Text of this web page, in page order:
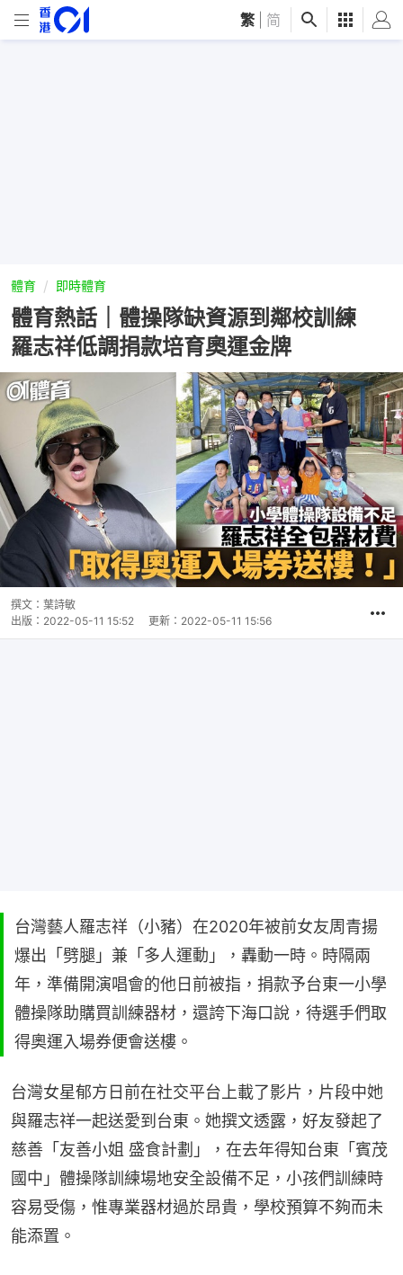
繁 简
體育 即時體育
體育熱話｜體操隊缺資源到鄰校訓練
羅志祥低調捐款培育奧運金牌
撰文： 葉詩敏
出版： 2022-05-11 15:52 更新： 2022-05-11 15:56
台灣藝人羅志祥（小豬）在2020年被前女友周青揚
爆出「劈腿」兼「多人運動」，轟動一時。時隔兩
年，準備開演唱會的他日前被指，捐款予台東一小學
體操隊助購買訓練器材，還誇下海口說，待選手們取
得奧運入場券便會送樓。
台灣女星郁方日前在社交平台上載了影片，片段中她
與羅志祥一起送愛到台東。她撰文透露，好友發起了
慈善「友善小姐 盛食計劃」，在去年得知台東「賓茂
國中」體操隊訓練場地安全設備不足，小孩們訓練時
容易受傷，惟專業器材過於昂貴，學校預算不夠而未
能添置。